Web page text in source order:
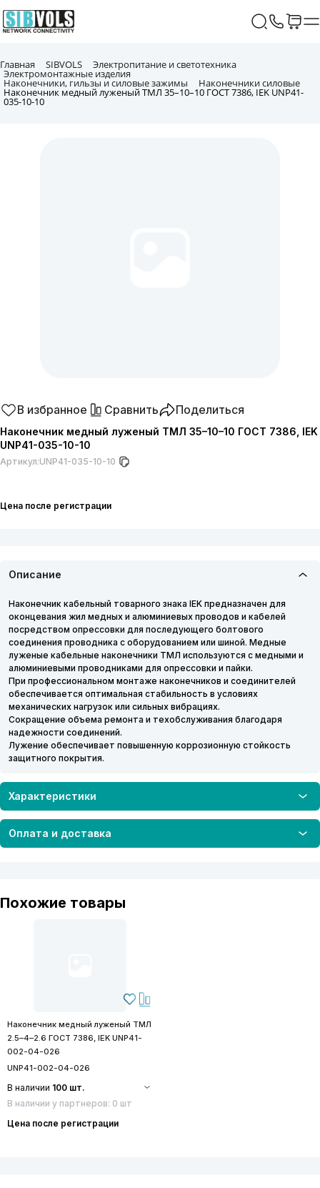
Главная SIBVOLS Электропитание и светотехника
Электромонтажные изделия
Наконечники, гильзы и силовые зажимы Наконечники силовые
Наконечник медный луженый ТМЛ 35–10–10 ГОСТ 7386, IEK UNP41-
035-10-10
В избранное Сравнить Поделиться
Наконечник медный луженый ТМЛ 35–10–10 ГОСТ 7386, IEK
UNP41-035-10-10
Артикул:UNP41-035-10-10
Цена после регистрации
Описание
Наконечник кабельный товарного знака IEK предназначен для
оконцевания жил медных и алюминиевых проводов и кабелей
посредством опрессовки для последующего болтового
соединения проводника с оборудованием или шиной. Медные
луженые кабельные наконечники ТМЛ используются с медными и
алюминиевыми проводниками для опрессовки и пайки.
При профессиональном монтаже наконечников и соединителей
обеспечивается оптимальная стабильность в условиях
механических нагрузок или сильных вибрациях.
Сокращение объема ремонта и техобслуживания благодаря
надежности соединений.
Лужение обеспечивает повышенную коррозионную стойкость
защитного покрытия.
Характеристики
Оплата и доставка
Похожие товары
Наконечник медный луженый ТМЛ
2.5–4–2.6 ГОСТ 7386, IEK UNP41-
002-04-026
UNP41-002-04-026
В наличии 100 шт.
В наличии у партнеров: 0 шт
Цена после регистрации